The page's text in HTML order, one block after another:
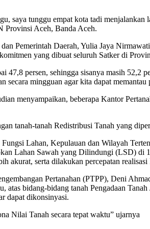
saya tunggu empat kota tadi
Provinsi Aceh, Banda Aceh.
Pemerintah Daerah, Yulia Jaya
yang dibuat seluruh Satker di
47,8 persen, sehingga sisanya masih
secara mingguan agar kita dapat
menyampaikan, beberapa Kantor
tanah-tanah Redistribusi Tanah yang
Lahan, Kepulauan dan Wilayah
Lahan Sawah yang Dilindungi (LSD) di
akurat, serta dilakukan percepatan
Pertanahan (PTPP), Deni
bidang-bidang tanah Pengadaan
dapat dikonsinyasi.
Nilai Tanah secara tepat waktu” ujarnya